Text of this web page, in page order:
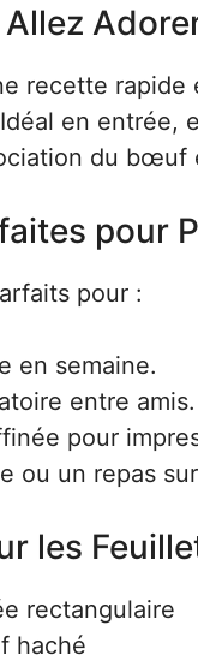
recette rapide
Idéal en entrée,
du
pour
pour :
en semaine.
entre amis.
pour
ou un repas
les
rectangulaire
haché